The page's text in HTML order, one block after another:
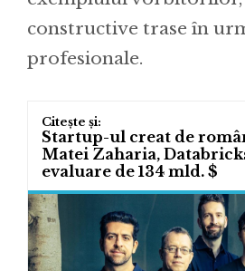
constructive trase în
profesionale.
Startup-ul creat de
Matei Zaharia,
evaluare de 134 mld. $